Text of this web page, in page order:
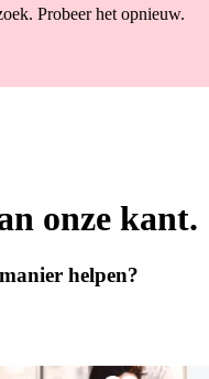
Probeer het opnieuw.
onze kant.
helpen?